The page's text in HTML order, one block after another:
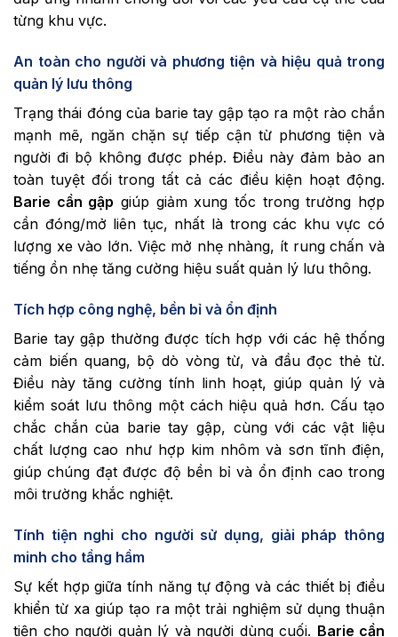
từng khu vực.
An toàn cho người và phương tiện và hiệu quả trong
quản lý lưu thông
Trạng thái đóng của barie tay gập tạo ra một rào chắn
mạnh mẽ, ngăn chặn sự tiếp cận từ phương tiện và
người đi bộ không được phép. Điều này đảm bảo an
toàn tuyệt đối trong tất cả các điều kiện hoạt động.
Barie cần gập giúp giảm xung tốc trong trường hợp
cần đóng/mở liên tục, nhất là trong các khu vực có
lượng xe vào lớn. Việc mở nhẹ nhàng, ít rung chấn và
tiếng ồn nhẹ tăng cường hiệu suất quản lý lưu thông.
Tích hợp công nghệ, bền bỉ và ổn định
Barie tay gập thường được tích hợp với các hệ thống
cảm biến quang, bộ dò vòng từ, và đầu đọc thẻ từ.
Điều này tăng cường tính linh hoạt, giúp quản lý và
kiểm soát lưu thông một cách hiệu quả hơn. Cấu tạo
chắc chắn của barie tay gập, cùng với các vật liệu
chất lượng cao như hợp kim nhôm và sơn tĩnh điện,
giúp chúng đạt được độ bền bỉ và ổn định cao trong
môi trường khắc nghiệt.
Tính tiện nghi cho người sử dụng, giải pháp thông
minh cho tầng hầm
Sự kết hợp giữa tính năng tự động và các thiết bị điều
khiển từ xa giúp tạo ra một trải nghiệm sử dụng thuận
tiện cho người quản lý và người dùng cuối. Barie cần